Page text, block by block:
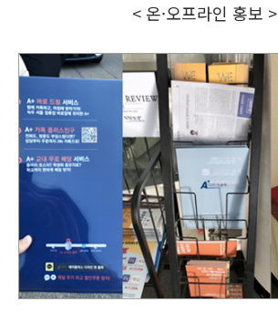
< 온·오프라인 홍보 >